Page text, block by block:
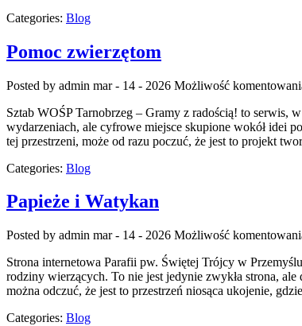
Categories: Blog
Pomoc zwierzętom
Posted by admin mar - 14 - 2026 Możliwość
Sztab WOŚP Tarnobrzeg – Gramy z radością! to serwis,
wydarzeniach, ale cyfrowe miejsce skupione wokół idei
tej przestrzeni, może od razu poczuć, że jest to projekt
Categories: Blog
Papieże i Watykan
Posted by admin mar - 14 - 2026 Możliwość
Strona internetowa Parafii pw. Świętej Trójcy w
rodziny wierzących. To nie jest jedynie zwykła strona,
można odczuć, że jest to przestrzeń niosąca ukojenie,
Categories: Blog